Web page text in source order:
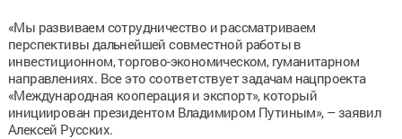
«Мы развиваем сотрудничество и рассматриваем
перспективы дальнейшей совместной работы в
инвестиционном, торгово-экономическом, гуманитарном
направлениях. Все это соответствует задачам нацпроекта
«Международная кооперация и экспорт», который
инициирован президентом Владимиром Путиным», – заявил
Алексей Русских.